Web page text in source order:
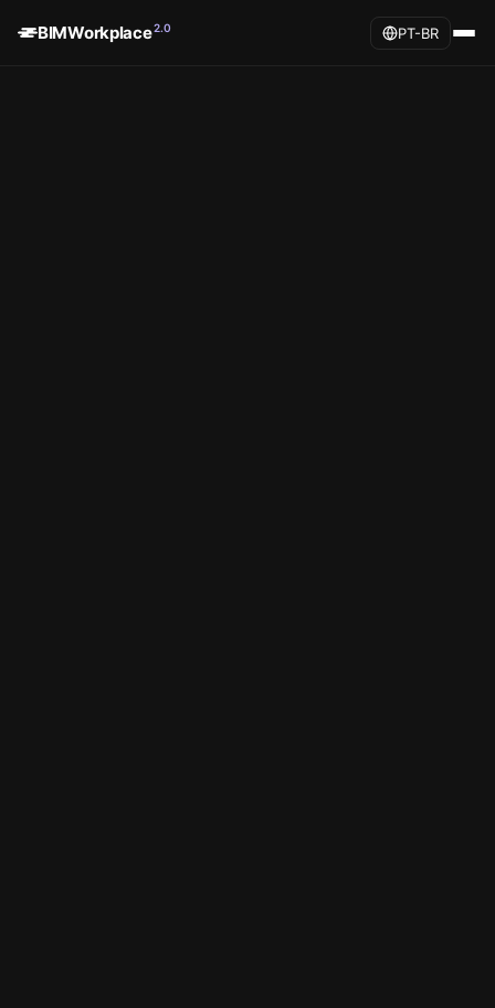
BIMWorkplace2.0 PT-BR